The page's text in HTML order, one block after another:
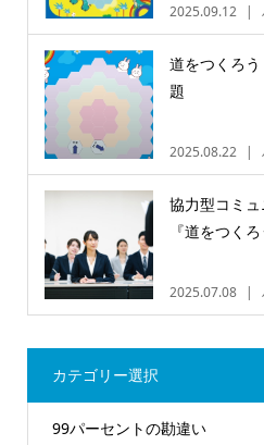
2025.09.12
道をつくろ
題
2025.08.22
協力型コミ
『道をつく
2025.07.08
カテゴリー選択
99パーセントの勘違い